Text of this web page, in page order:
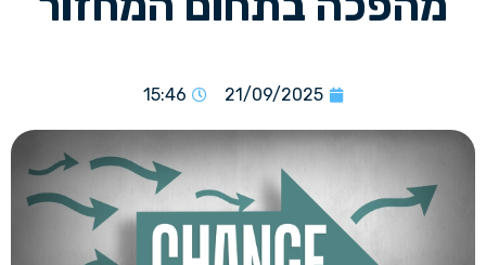
21/09/2025
15:46